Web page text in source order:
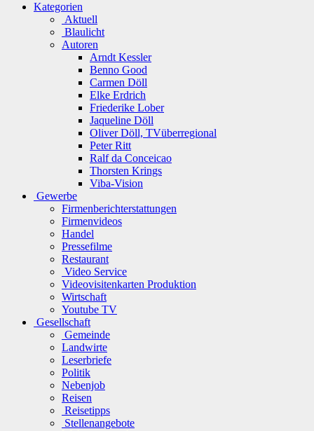
Kategorien
Aktuell
Blaulicht
Autoren
Arndt Kessler
Benno Good
Carmen Döll
Elke Erdrich
Friederike Lober
Jaqueline Döll
Oliver Döll, TVüberregional
Peter Ritt
Ralf da Conceicao
Thorsten Krings
Viba-Vision
Gewerbe
Firmenberichterstattungen
Firmenvideos
Handel
Pressefilme
Restaurant
Video Service
Videovisitenkarten Produktion
Wirtschaft
Youtube TV
Gesellschaft
Gemeinde
Landwirte
Leserbriefe
Politik
Nebenjob
Reisen
Reisetipps
Stellenangebote